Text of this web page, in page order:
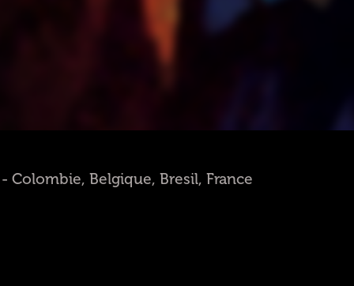
Colombie, Belgique, Bresil, France